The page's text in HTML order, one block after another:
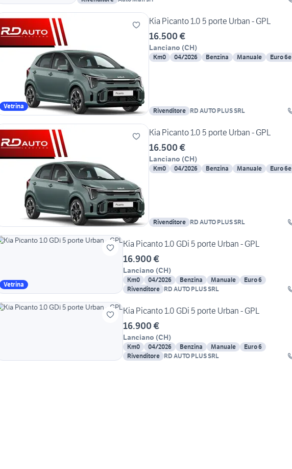
Vetrina
Kia Picanto 1.0 5 porte Urban - GPL
16.500 €
Lanciano (CH)
Km0 04/2026 Benzina Manuale Euro 6e
Rivenditore RD AUTO PLUS SRL
Kia Picanto 1.0 5 porte Urban - GPL
16.500 €
Lanciano (CH)
Km0 04/2026 Benzina Manuale Euro 6e
Rivenditore RD AUTO PLUS SRL
Vetrina
Kia Picanto 1.0 GDi 5 porte Urban - GPL
16.900 €
Lanciano (CH)
Km0 04/2026 Benzina Manuale
Euro 6
Rivenditore RD AUTO PLUS SRL
Kia Picanto 1.0 GDi 5 porte Urban - GPL
16.900 €
Lanciano (CH)
Km0 04/2026 Benzina Manuale
Euro 6
Rivenditore RD AUTO PLUS SRL